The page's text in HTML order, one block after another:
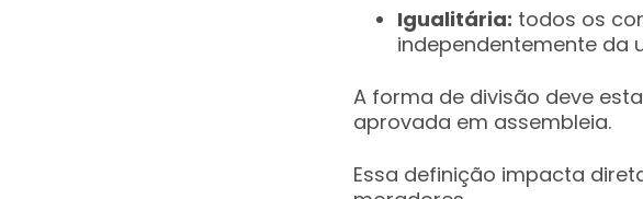
Igualitária: todos os
independentemente da
A forma de divisão deve
aprovada em assembleia.
Essa definição impacta